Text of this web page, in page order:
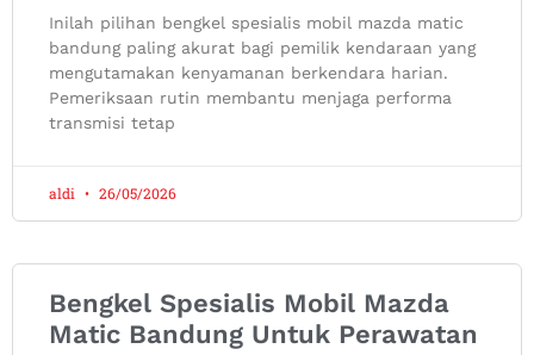
Inilah pilihan bengkel spesialis mobil mazda matic
bandung paling akurat bagi pemilik kendaraan yang
mengutamakan kenyamanan berkendara harian.
Pemeriksaan rutin membantu menjaga performa
transmisi tetap
aldi 26/05/2026
Bengkel Spesialis Mobil Mazda
Matic Bandung Untuk Perawatan